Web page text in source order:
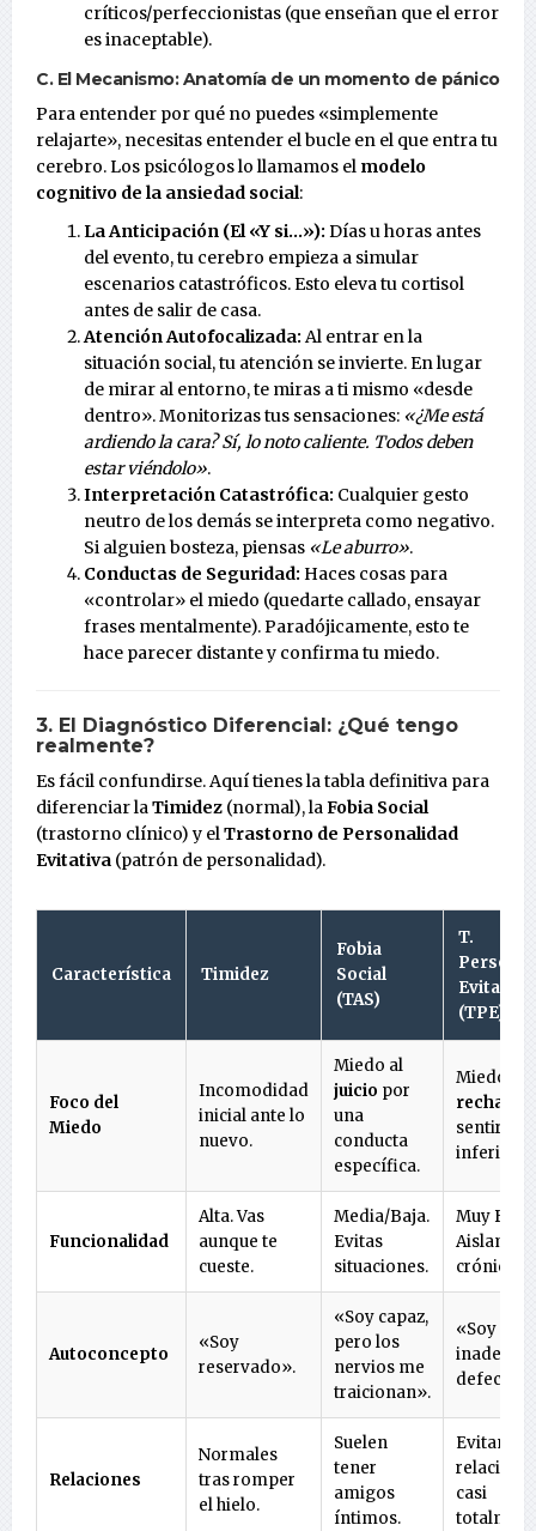
críticos/perfeccionistas (que enseñan que el error
es inaceptable).
C. El Mecanismo: Anatomía de un momento de pánico
Para entender por qué no puedes «simplemente
relajarte», necesitas entender el bucle en el que entra tu
cerebro. Los psicólogos lo llamamos el modelo
cognitivo de la ansiedad social:
La Anticipación (El «Y si…»): Días u horas antes
del evento, tu cerebro empieza a simular
escenarios catastróficos. Esto eleva tu cortisol
antes de salir de casa.
Atención Autofocalizada: Al entrar en la
situación social, tu atención se invierte. En lugar
de mirar al entorno, te miras a ti mismo «desde
dentro». Monitorizas tus sensaciones: «¿Me está
ardiendo la cara? Sí, lo noto caliente. Todos deben
estar viéndolo».
Interpretación Catastrófica: Cualquier gesto
neutro de los demás se interpreta como negativo.
Si alguien bosteza, piensas «Le aburro».
Conductas de Seguridad: Haces cosas para
«controlar» el miedo (quedarte callado, ensayar
frases mentalmente). Paradójicamente, esto te
hace parecer distante y confirma tu miedo.
3. El Diagnóstico Diferencial: ¿Qué tengo
realmente?
Es fácil confundirse. Aquí tienes la tabla definitiva para
diferenciar laTimidez (normal), laFobia Social
(trastorno clínico) y elTrastorno de Personalidad
Evitativa (patrón de personalidad).
Característica Timidez
Fobia
Social
(TAS)
T.
Evitativa
(TPE)
Foco del
Miedo
Incomodidad
inicial ante lo
nuevo.
Miedo al
juicio por
una
conducta
específica.
Miedo al
rechazo
sentirse
inferior.
Funcionalidad
Alta. Vas
aunque te
cueste.
Media/Baja.
Evitas
situaciones.
Muy Baja.
crónico.
Autoconcepto
«Soy
reservado».
«Soy capaz,
pero los
nervios me
traicionan».
«Soy
Relaciones
Normales
tras romper
el hielo.
Suelen
tener
amigos
íntimos.
Evitan
casi